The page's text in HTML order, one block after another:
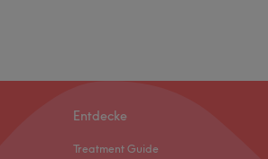
Entdecke
Treatment Guide